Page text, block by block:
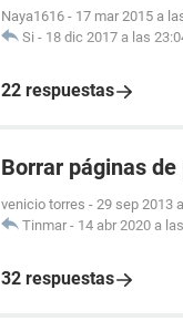
Naya1616 - 17 mar 2015 a
Si - 18 dic 2017 a las
22 respuestas
Borrar páginas
venicio torres - 29 sep 2013
Tinmar - 14 abr 2020 a
32 respuestas